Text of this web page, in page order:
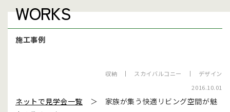
WORKS
施工事例
収納 スカイバルコニー
デザイン
2016.10.01
ネットで見学会一覧 ＞ 家族が集う快適リビング空間が魅